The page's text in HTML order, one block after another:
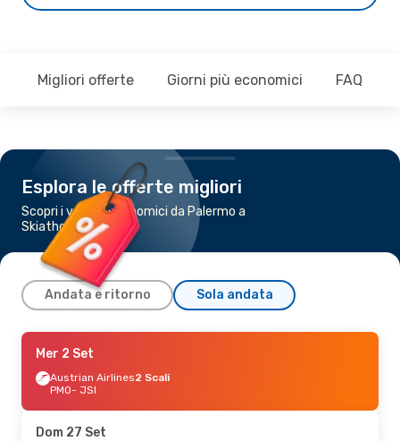
Migliori offerte Giorni più economici FAQ
Esplora le offerte migliori
Scopri i voli più economici da Palermo a
Skiathos
Andata e ritorno Sola andata
Mar 1 Set
Lufthansa2 Scali
PMO- JSI
JSI- PMO
Mer 2 Set
Austrian Airlines2 Scali
PMO- JSI
Dom 27 Set